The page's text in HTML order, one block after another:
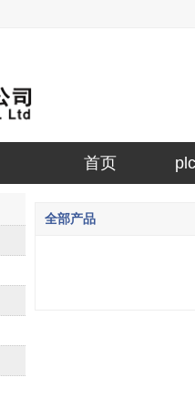
首页
全部产品